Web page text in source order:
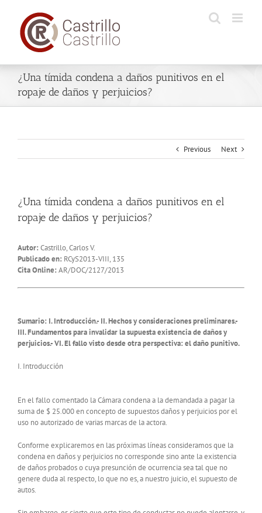
content
¿Una tímida condena a daños punitivos en el
ropaje de daños y perjuicios?
Previous Next
¿Una tímida condena a daños punitivos en el
ropaje de daños y perjuicios?
Autor: Castrillo, Carlos V.
Publicado en: RCyS2013-VIII, 135
Cita Online: AR/DOC/2127/2013
Sumario: I. Introducción.- II. Hechos y consideraciones preliminares.-
III. Fundamentos para invalidar la supuesta existencia de daños y
perjuicios.- VI. El fallo visto desde otra perspectiva: el daño punitivo.
I. Introducción
En el fallo comentado la Cámara condena a la demandada a pagar la
suma de $ 25.000 en concepto de supuestos daños y perjuicios por el
uso no autorizado de varias marcas de la actora.
Conforme explicaremos en las próximas líneas consideramos que la
condena en daños y perjuicios no corresponde sino ante la existencia
de daños probados o cuya presunción de ocurrencia sea tal que no
genere duda al respecto, lo que no es, a nuestro juicio, el supuesto de
autos.